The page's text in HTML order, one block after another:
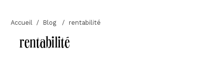
Accueil / Blog / rentabilité
rentabilité